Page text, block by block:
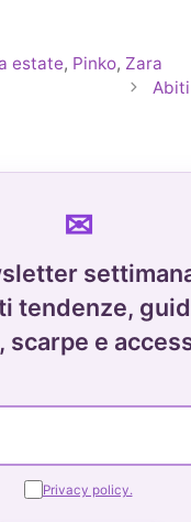
estate, Pinko, Zara
tendenze,
scarpe e
Privacy policy.